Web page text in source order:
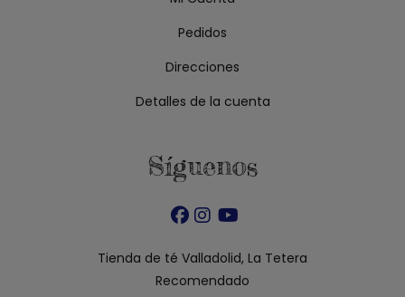
Pedidos
Direcciones
Detalles de la cuenta
Síguenos
abre
en
abre
en
abre
en
Tienda de té Valladolid, La Tetera
Recomendado